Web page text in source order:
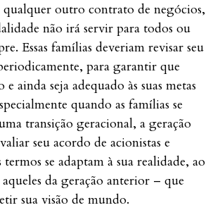
outro contrato de negócios,
não irá servir para todos ou
Essas famílias deveriam revisar seu
para garantir que
e ainda seja adequado às suas metas
quando as famílias se
transição geracional, a geração
seu acordo de acionistas e
termos se adaptam à sua realidade, ao
da geração anterior – que
sua visão de mundo.